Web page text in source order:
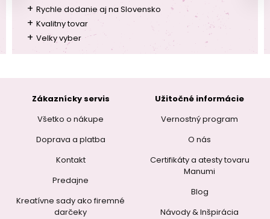
+ Rychle dodanie aj na Slovensko
+ Kvalitny tovar
+ Velky vyber
Zákaznícky servis
Všetko o nákupe
Doprava a platba
Kontakt
Predajne
Kreatívne sady ako firemné
darčeky
Užitočné informácie
Vernostný program
O nás
Certifikáty a atesty tovaru
Manumi
Blog
Návody & Inšpirácia